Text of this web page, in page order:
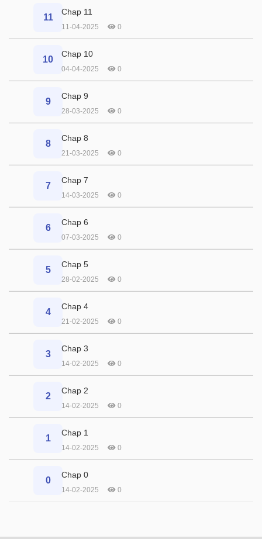
11
Chap 11
11-04-2025 0
10
Chap 10
04-04-2025 0
9
Chap 9
28-03-2025 0
8
Chap 8
21-03-2025 0
7
Chap 7
14-03-2025 0
6
Chap 6
07-03-2025 0
5
Chap 5
28-02-2025 0
4
Chap 4
21-02-2025 0
3
Chap 3
14-02-2025 0
2
Chap 2
14-02-2025 0
1
Chap 1
14-02-2025 0
0
Chap 0
14-02-2025 0